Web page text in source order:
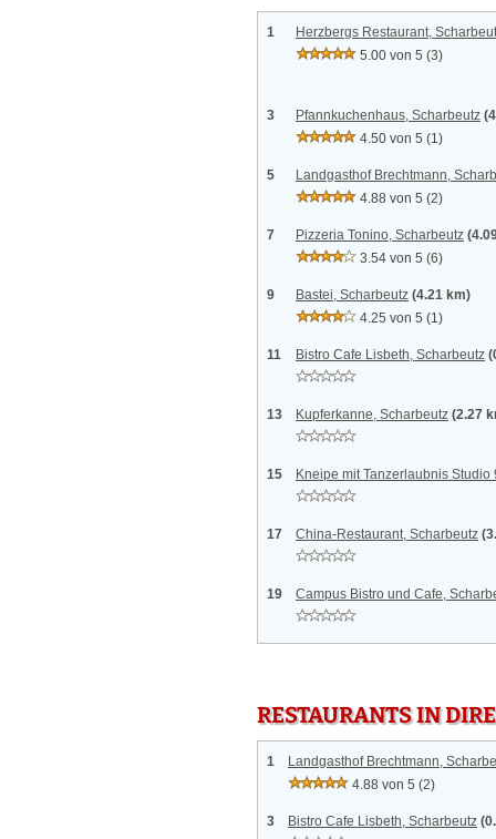
1
Herzbergs Restaurant,
5.00 von 5 (3)
3 Pfannkuchenhaus, Scharbeutz
4.50 von 5 (1)
5
Landgasthof Brechtmann,
4.88 von 5 (2)
7 Pizzeria Tonino, Scharbeutz
3.54 von 5 (6)
9 Bastei, Scharbeutz (4.21 km)
4.25 von 5 (1)
11 Bistro Cafe Lisbeth, Scharbeutz
13 Kupferkanne, Scharbeutz (2.27
15 Kneipe mit Tanzerlaubnis Studio
17 China-Restaurant, Scharbeutz
19 Campus Bistro und Cafe,
RESTAURANTS IN
1
Landgasthof Brechtmann,
4.88 von 5 (2)
3 Bistro Cafe Lisbeth, Scharbeutz